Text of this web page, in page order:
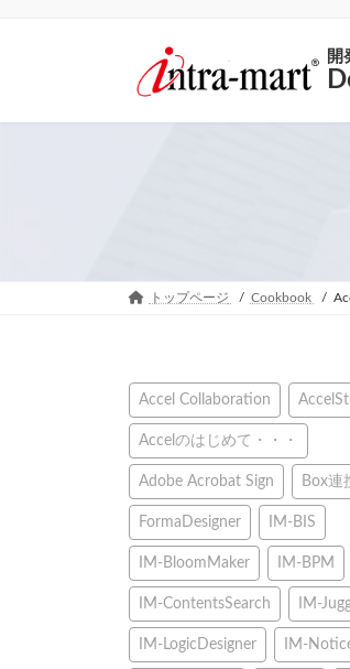
開
トップページ Cookbook
Accel Collaboration
Accelのはじめて・・・
Adobe Acrobat Sign Box連
FormaDesigner IM-BIS
IM-BloomMaker IM-BPM
IM-ContentsSearch IM-
IM-LogicDesigner IM-